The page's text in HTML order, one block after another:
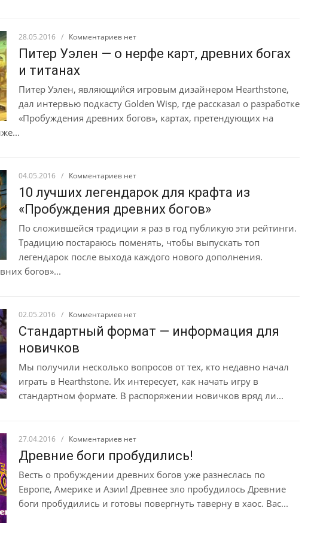
28.05.2016 / Комментариев нет
Питер Уэлен — о нерфе карт, древних богах
и титанах
Питер Уэлен, являющийся игровым дизайнером Hearthstone,
дал интервью подкасту Golden Wisp, где рассказал о разработке
«Пробуждения древних богов», картах, претендующих на
04.05.2016 / Комментариев нет
10 лучших легендарок для крафта из
«Пробуждения древних богов»
По сложившейся традиции я раз в год публикую эти рейтинги.
Традицию постараюсь поменять, чтобы выпускать топ
легендарок после выхода каждого нового дополнения.
богов»...
02.05.2016 / Комментариев нет
Стандартный формат — информация для
новичков
Мы получили несколько вопросов от тех, кто недавно начал
играть в Hearthstone. Их интересует, как начать игру в
стандартном формате. В распоряжении новичков вряд ли...
27.04.2016 / Комментариев нет
Древние боги пробудились!
Весть о пробуждении древних богов уже разнеслась по
Европе, Америке и Азии! Древнее зло пробудилось Древние
боги пробудились и готовы повергнуть таверну в хаос. Вас...